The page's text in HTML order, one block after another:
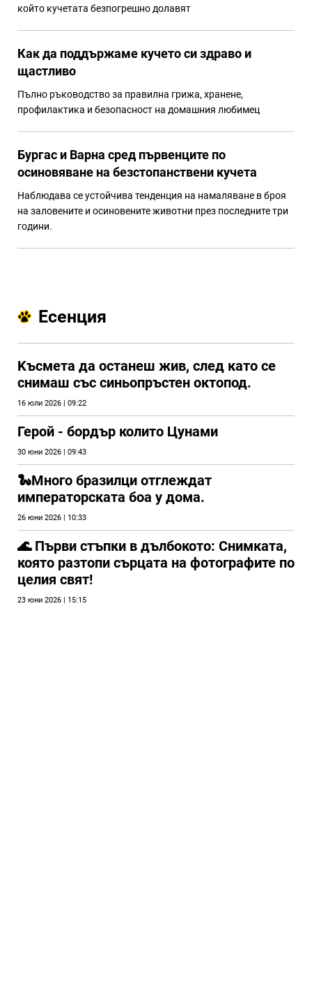
който кучетата безпогрешно долавят
Как да поддържаме кучето си здраво и
щастливо
Пълно ръководство за правилна грижа, хранене,
профилактика и безопасност на домашния любимец
Бургас и Варна сред първенците по
осиновяване на безстопанствени кучета
Наблюдава се устойчива тенденция на намаляване в броя
на заловените и осиновените животни през последните три
години.
Есенция
Kъсмета да останеш жив, след като се
снимаш със синьопръстен октопод.
16 юли 2026 | 09:22
Герой - бордър колито Цунами
30 юни 2026 | 09:43
🐍Много бразилци отглеждат
императорската боа у дома.
26 юни 2026 | 10:33
🌊 Първи стъпки в дълбокото: Снимката,
която разтопи сърцата на фотографите по
целия свят!
23 юни 2026 | 15:15